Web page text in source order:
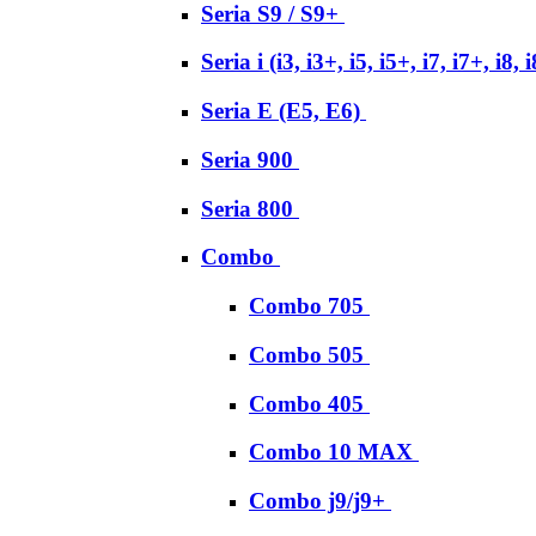
Seria S9 / S9+
Seria i (i3, i3+, i5, i5+, i7, i7+, i8,
Seria E (E5, E6)
Seria 900
Seria 800
Combo
Combo 705
Combo 505
Combo 405
Combo 10 MAX
Combo j9/j9+